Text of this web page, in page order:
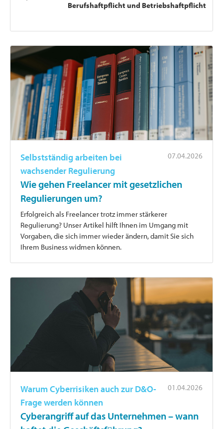
Berufshaftpflicht und Betriebshaftpflicht
07.04.2026
Selbstständig arbeiten bei
wachsender Regulierung
Wie gehen Freelancer mit gesetzlichen
Regulierungen um?
Erfolgreich als Freelancer trotz immer stärkerer
Regulierung? Unser Artikel hilft Ihnen im Umgang mit
Vorgaben, die sich immer wieder ändern, damit Sie sich
Ihrem Business widmen können.
01.04.2026
Warum Cyberrisiken auch zur D&O-
Frage werden können
Cyberangriff auf das Unternehmen – wann